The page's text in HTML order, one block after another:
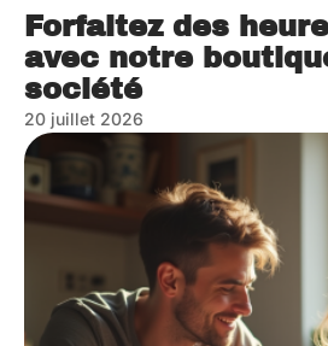
Forfaitez des
avec notre
société
20 juillet 2026